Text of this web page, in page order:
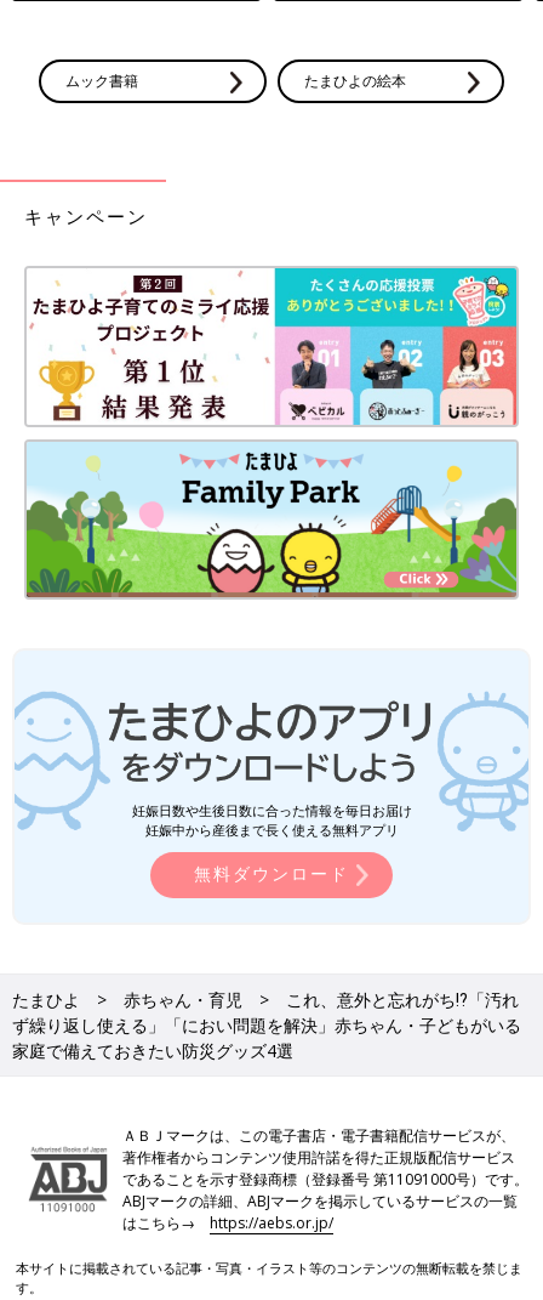
ムック書籍 たまひよの絵本
キャンペーン
妊娠日数や生後日数に合った情報を毎日お届け
妊娠中から産後まで長く使える無料アプリ
無料ダウンロード
たまひよ 赤ちゃん・育児
これ、意外と忘れがち⁉︎「汚れ
ず繰り返し使える」「におい問題を解決」赤ちゃん・子どもがいる
家庭で備えておきたい防災グッズ4選
ＡＢＪマークは、この電子書店・電子書籍配信サービスが、
著作権者からコンテンツ使用許諾を得た正規版配信サービス
であることを示す登録商標（登録番号 第11091000号）です。
ABJマークの詳細、ABJマークを掲示しているサービスの一覧
はこちら→https://aebs.or.jp/
本サイトに掲載されている記事・写真・イラスト等のコンテンツの無断転載を禁じま
す。